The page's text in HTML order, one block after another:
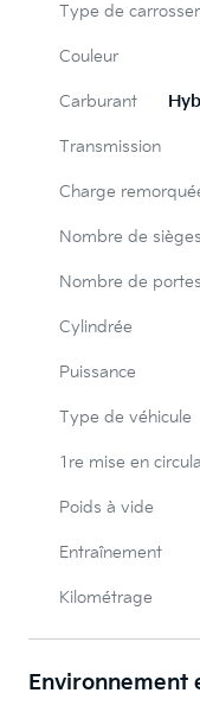
Type de
Couleur
Carburant
Transmission
Charge
Nombre de sièges
Nombre de portes
Cylindrée
Puissance
Type de véhicule
1re mise en
Poids à vide
Entraînement
Kilométrage
Environnement